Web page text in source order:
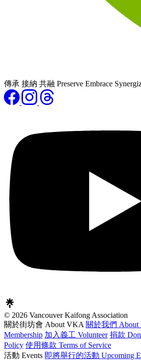
傳承 接納 共融 Preserve Embrace
© 2026 Vancouver Kaifong Association
關於街坊會 About VKA 關於我們 About
Membership 加入義工 Volunteer 捐款
Policy 使用條款 Terms of Service
活動 Events 即將舉行的活動 Upcoming